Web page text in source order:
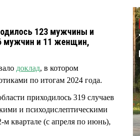
123 мужчины и
мужчин и 11 женщин,
доклад, в котором
по итогам 2024 года.
приходилось 319 случаев
и психодислептическими
м квартале (с апреля по июнь),